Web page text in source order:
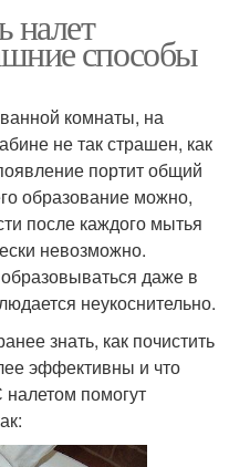
налет
способы
комнаты, на
не так страшен, как
портит общий
образование можно,
после каждого мытья
невозможно.
даже в
неукоснительно.
знать, как почистить
эффективны и что
налетом помогут